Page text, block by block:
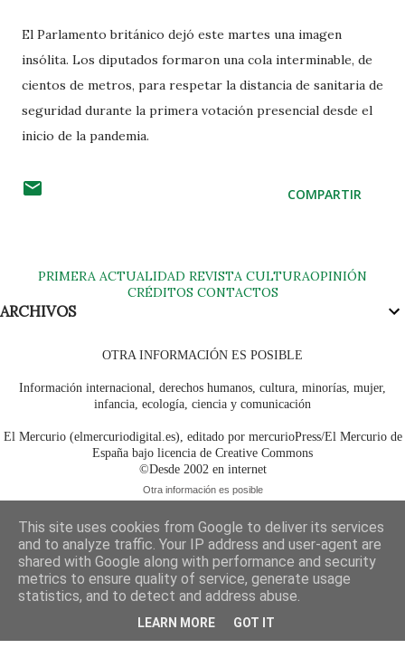
El Parlamento británico dejó este martes una imagen
insólita. Los diputados formaron una cola interminable, de
cientos de metros, para respetar la distancia de sanitaria de
seguridad durante la primera votación presencial desde el
inicio de la pandemia.
COMPARTIR
PRIMERA ACTUALIDAD REVISTA CULTURAOPINIÓN
CRÉDITOSCONTACTOS
ARCHIVOS
OTRA INFORMACIÓN ES POSIBLE
Información internacional, derechos humanos, cultura, minorías, mujer,
infancia, ecología, ciencia y comunicación
El Mercurio (elmercuriodigital.es), editado por mercurioPress/El Mercurio de
España bajo licencia de Creative Commons
©Desde 2002 en internet
Otra información es posible
This site uses cookies from Google to deliver its services
and to analyze traffic. Your IP address and user-agent are
shared with Google along with performance and security
metrics to ensure quality of service, generate usage
statistics, and to detect and address abuse.
LEARN MORE GOT IT